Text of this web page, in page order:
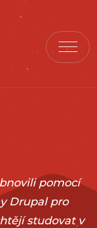
pomocí
Drupal pro
studovat v